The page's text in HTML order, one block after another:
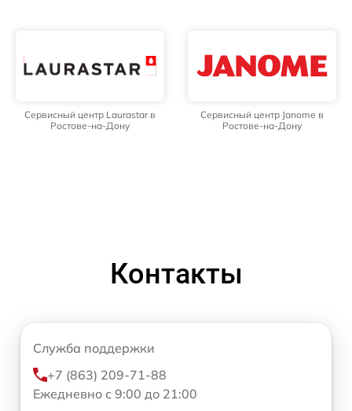
Сервисный центр Laurastar в
Ростове-на-Дону
Сервисный центр Janome в
Ростове-на-Дону
Контакты
Служба поддержки
+7 (863) 209-71-88
Ежедневно с 9:00 до 21:00